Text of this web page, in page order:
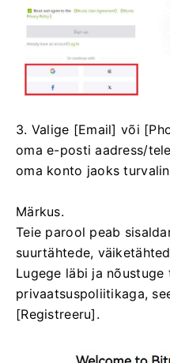
3. Valige [Email] või
oma e-posti aadress/
oma konto jaoks
Märkus.
Teie parool peab
suurtähtede,
Lugege läbi ja nõustuge
privaatsuspoliitikaga,
[Registreeru].